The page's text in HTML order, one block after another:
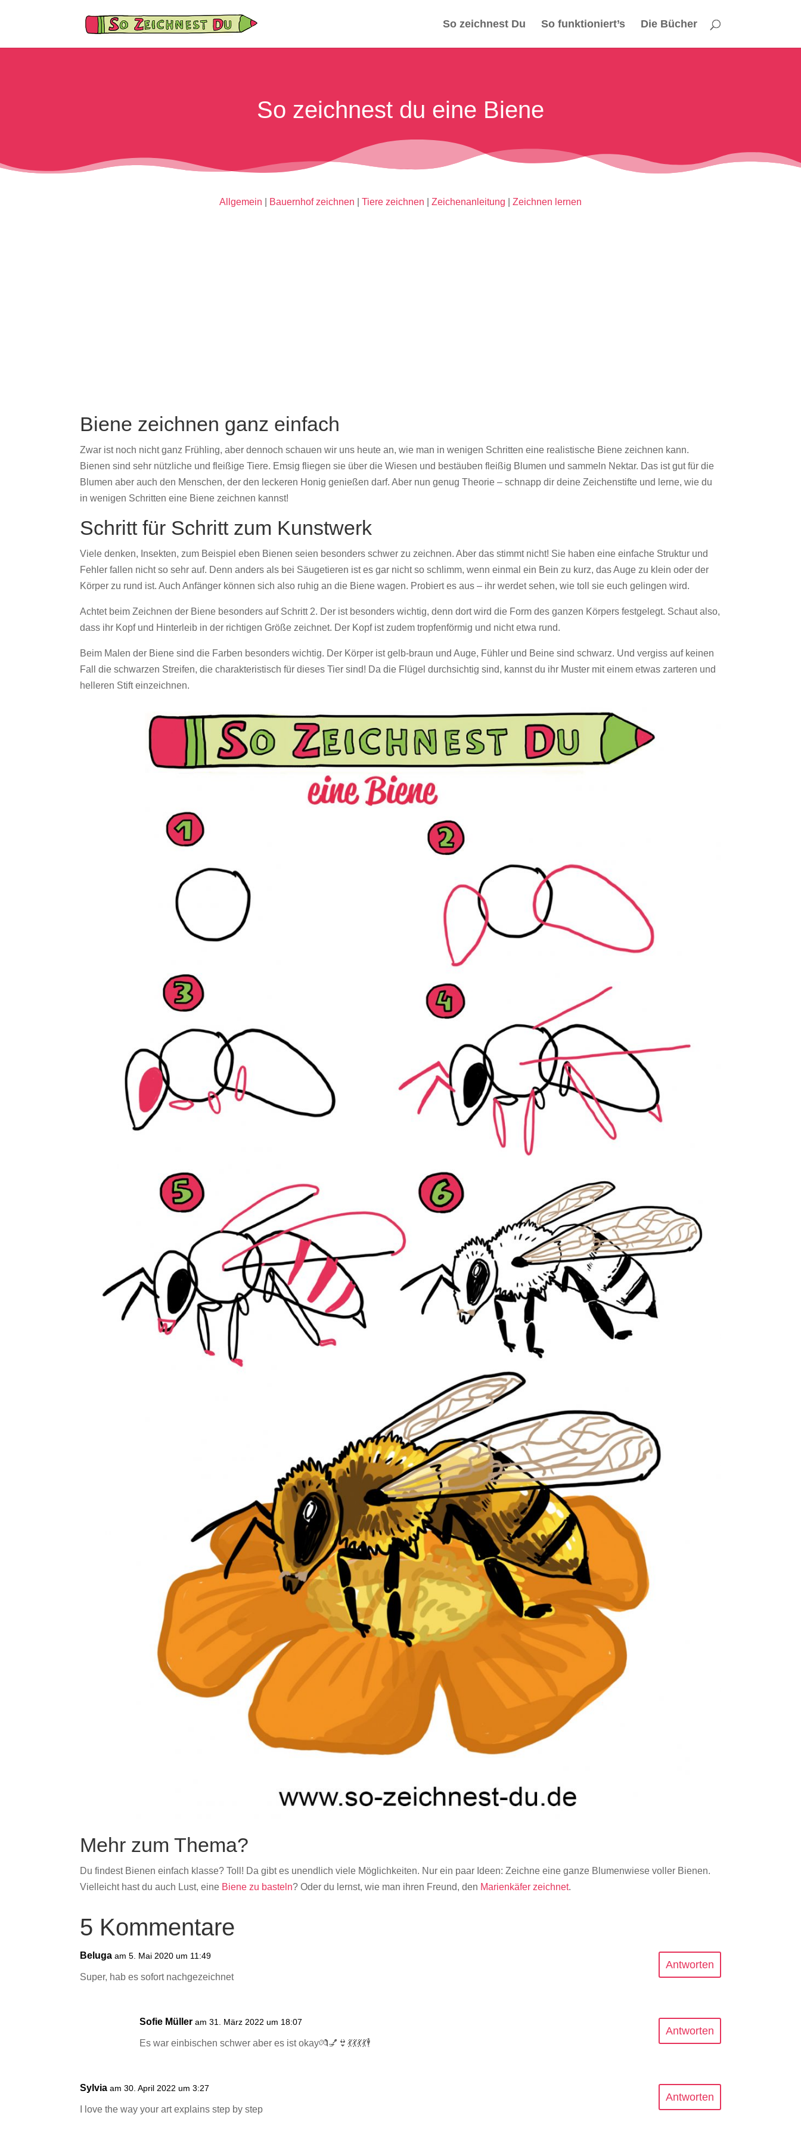
So zeichnest Du So funktioniert’s Die Bücher
So zeichnest du eine Biene
Allgemein Bauernhof zeichnen Tiere zeichnen Zeichenanleitung Zeichnen lernen
Biene zeichnen ganz einfach
Zwar ist noch nicht ganz Frühling, aber dennoch schauen wir uns heute an, wie man in wenigen Schritten eine realistische Biene zeichnen kann.
Bienen sind sehr nützliche und fleißige Tiere. Emsig fliegen sie über die Wiesen und bestäuben fleißig Blumen und sammeln Nektar. Das ist gut für die
Blumen aber auch den Menschen, der den leckeren Honig genießen darf. Aber nun genug Theorie – schnapp dir deine Zeichenstifte und lerne, wie du
in wenigen Schritten eine Biene zeichnen kannst!
Schritt für Schritt zum Kunstwerk
Viele denken, Insekten, zum Beispiel eben Bienen seien besonders schwer zu zeichnen. Aber das stimmt nicht! Sie haben eine einfache Struktur und
Fehler fallen nicht so sehr auf. Denn anders als bei Säugetieren ist es gar nicht so schlimm, wenn einmal ein Bein zu kurz, das Auge zu klein oder der
Körper zu rund ist. Auch Anfänger können sich also ruhig an die Biene wagen. Probiert es aus – ihr werdet sehen, wie toll sie euch gelingen wird.
Achtet beim Zeichnen der Biene besonders auf Schritt 2. Der ist besonders wichtig, denn dort wird die Form des ganzen Körpers festgelegt. Schaut also,
dass ihr Kopf und Hinterleib in der richtigen Größe zeichnet. Der Kopf ist zudem tropfenförmig und nicht etwa rund.
Beim Malen der Biene sind die Farben besonders wichtig. Der Körper ist gelb-braun und Auge, Fühler und Beine sind schwarz. Und vergiss auf keinen
Fall die schwarzen Streifen, die charakteristisch für dieses Tier sind! Da die Flügel durchsichtig sind, kannst du ihr Muster mit einem etwas zarteren und
helleren Stift einzeichnen.
Mehr zum Thema?
Du findest Bienen einfach klasse? Toll! Da gibt es unendlich viele Möglichkeiten. Nur ein paar Ideen: Zeichne eine ganze Blumenwiese voller Bienen.
Vielleicht hast du auch Lust, eine Biene zu basteln? Oder du lernst, wie man ihren Freund, den Marienkäfer zeichnet.
5 Kommentare
Beluga am 5. Mai 2020 um 11:49
Super, hab es sofort nachgezeichnet
Antworten
Sofie Müller am 31. März 2022 um 18:07
Es war einbischen schwer aber es ist okay💏💅👙💃💃💃💃🕴
Antworten
Sylvia am 30. April 2022 um 3:27
I love the way your art explains step by step
Antworten